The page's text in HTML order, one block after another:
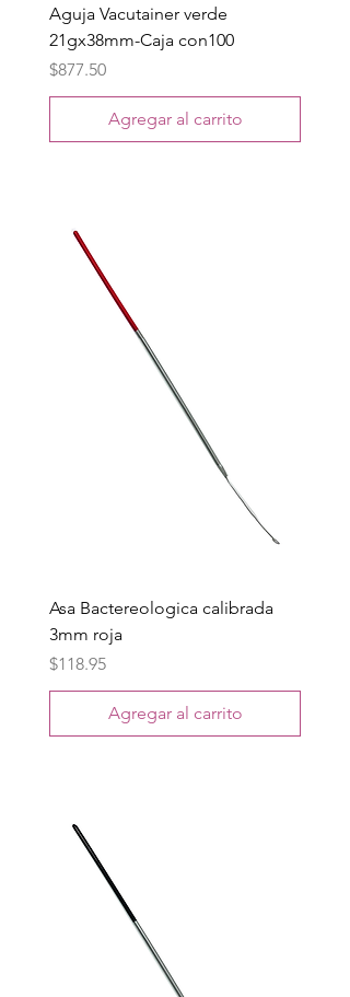
Aguja Vacutainer verde
21gx38mm-Caja con100
Precio
$877.50
Agregar al carrito
Asa Bactereologica calibrada
3mm roja
Precio
$118.95
Agregar al carrito